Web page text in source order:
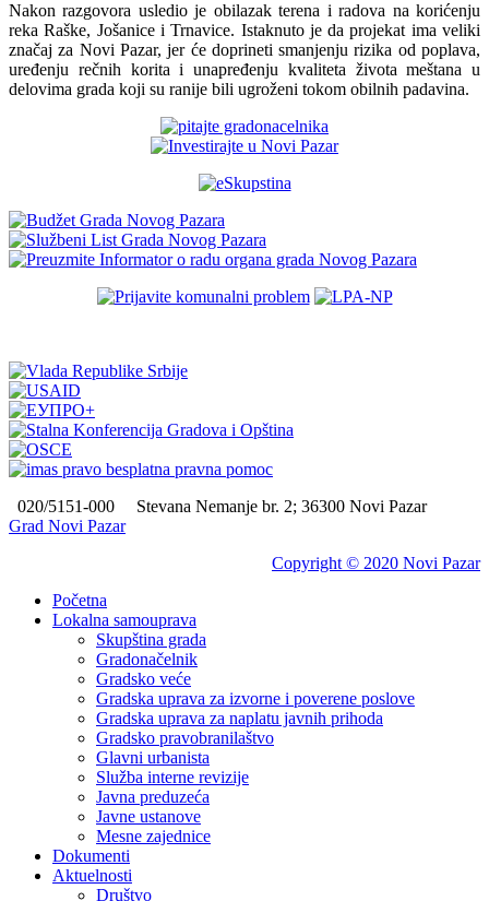
Nakon razgovora usledio je obilazak terena i radova na korićenju
reka Raške, Jošanice i Trnavice. Istaknuto je da projekat ima veliki
značaj za Novi Pazar, jer će doprineti smanjenju rizika od poplava,
uređenju rečnih korita i unapređenju kvaliteta života meštana u
delovima grada koji su ranije bili ugroženi tokom obilnih padavina.
020/5151-000
Stevana Nemanje br. 2; 36300 Novi Pazar
Grad Novi Pazar
Copyright © 2020 Novi Pazar
Početna
Lokalna samouprava
Skupština grada
Gradonačelnik
Gradsko veće
Gradska uprava za izvorne i poverene poslove
Gradska uprava za naplatu javnih prihoda
Gradsko pravobranilaštvo
Glavni urbanista
Služba interne revizije
Javna preduzeća
Javne ustanove
Mesne zajednice
Dokumenti
Aktuelnosti
Društvo